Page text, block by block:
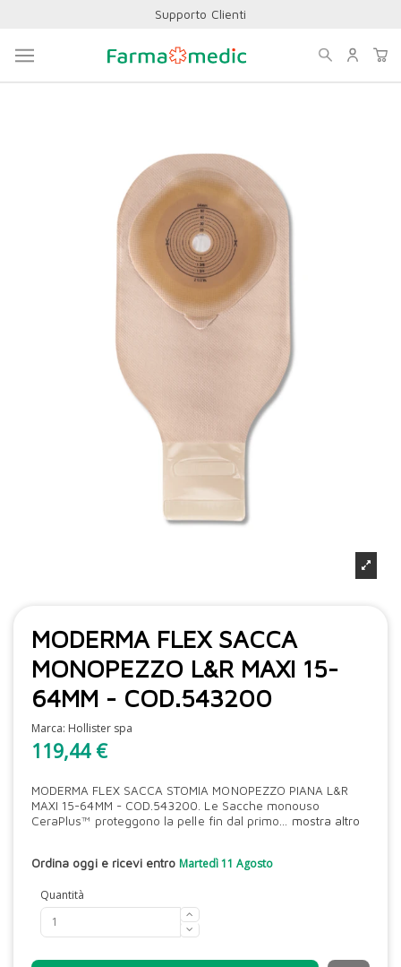
Supporto Clienti
MONOPEZZO L&R MAXI 15-64MM - COD.543200
MODERMA FLEX SACCA
MONOPEZZO L&R MAXI 15-
64MM - COD.543200
Marca: Hollister spa
119,44 €
MODERMA FLEX SACCA STOMIA MONOPEZZO PIANA L&R
MAXI 15-64MM - COD.543200. Le Sacche monouso
CeraPlus™ proteggono la pelle fin dal primo... mostra altro
Ordina oggi e ricevi entroMartedì 11 Agosto
Quantità